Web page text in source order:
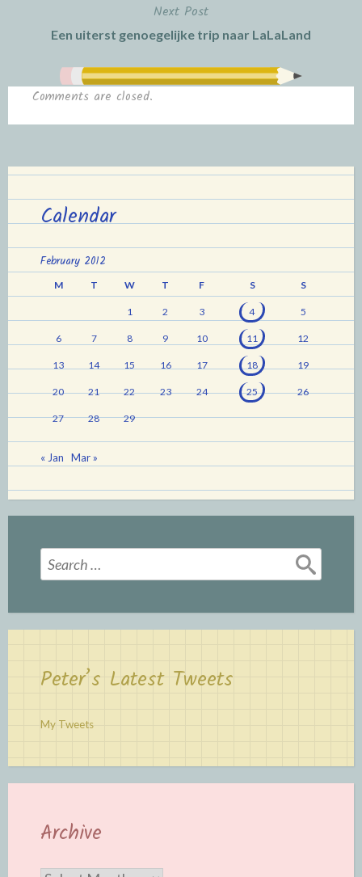
Next Post
Een uiterst genoegelijke trip naar LaLaLand
Comments are closed.
Calendar
February 2012
M T W T F S S
1 2 3 4 5
6 7 8 9 10 11 12
13 14 15 16 17 18 19
20 21 22 23 24 25 26
27 28 29
« Jan Mar »
Search
for:
Peter’s Latest Tweets
My Tweets
Archive